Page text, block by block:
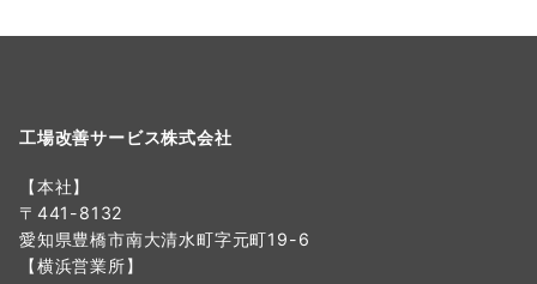
工場改善サービス株式会社
【本社】
〒441-8132
愛知県豊橋市南大清水町字元町19-6
【横浜営業所】